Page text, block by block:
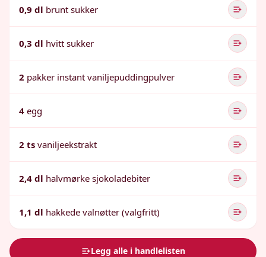
0,9 dl brunt sukker
0,3 dl hvitt sukker
2 pakker instant vaniljepuddingpulver
4 egg
2 ts vaniljeekstrakt
2,4 dl halvmørke sjokoladebiter
1,1 dl hakkede valnøtter (valgfritt)
Legg alle i handlelisten